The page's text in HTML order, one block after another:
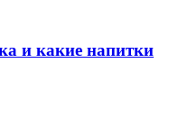
и какие напитки